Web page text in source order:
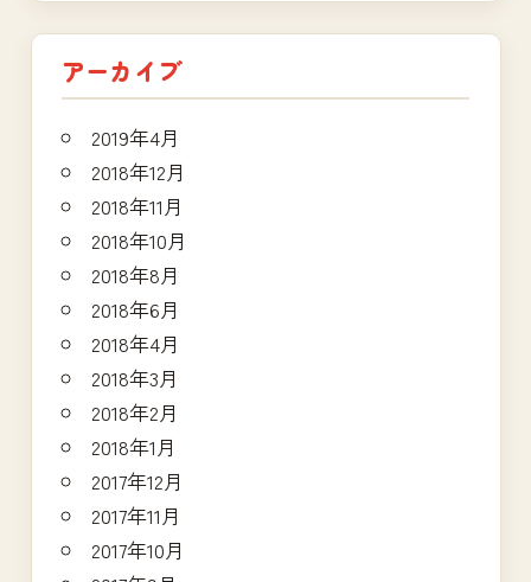
アーカイブ
2019年4月
2018年12月
2018年11月
2018年10月
2018年8月
2018年6月
2018年4月
2018年3月
2018年2月
2018年1月
2017年12月
2017年11月
2017年10月